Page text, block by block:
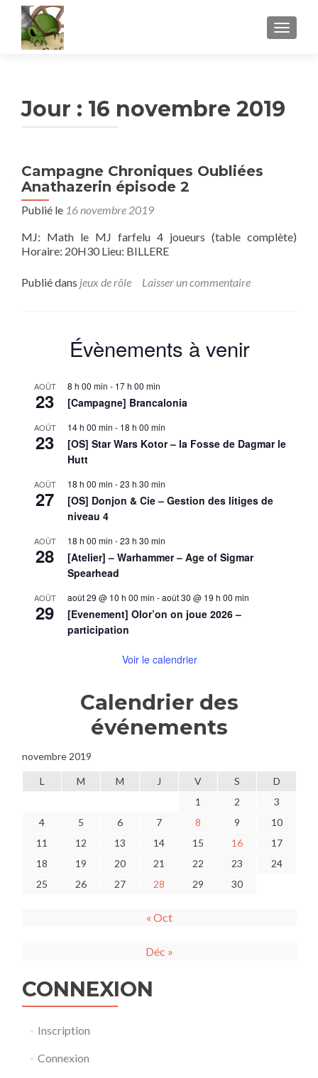
Jour : 16 novembre 2019
Campagne Chroniques Oubliées
Anathazerin épisode 2
Publié le 16 novembre 2019
MJ: Math le MJ farfelu 4 joueurs (table complète)
Horaire: 20H30 Lieu: BILLERE
Publié dans jeux de rôle Laisser un commentaire
Évènements à venir
AOÛT
23
8 h 00 min - 17 h 00 min
[Campagne] Brancalonia
AOÛT
23
14 h 00 min - 18 h 00 min
[OS] Star Wars Kotor – la Fosse de Dagmar le
Hutt
AOÛT
27
18 h 00 min -23 h 30 min
[OS] Donjon & Cie – Gestion des litiges de
niveau 4
AOÛT
28
18 h 00 min -23 h 30 min
[Atelier] – Warhammer – Age of Sigmar
Spearhead
AOÛT
29
août 29 @ 10 h 00 min -août 30 @ 19 h 00 min
[Evenement] Olor’on on joue 2026 –
participation
Voir le calendrier
Calendrier des
événements
novembre 2019
L M M J V S
D
1
2
3
4
5 6 7 8 9
10
11
12 13 14 15 16
17
18
19 20 21 22 23
24
25
26 27 28 29 30
« Oct
Déc »
CONNEXION
Inscription
Connexion